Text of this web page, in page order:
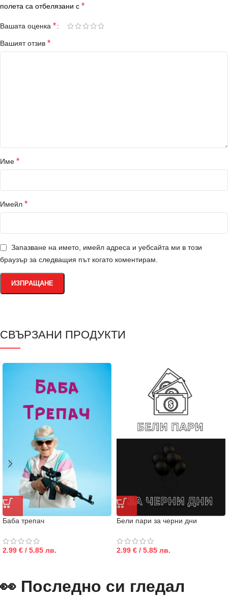
полета са отбелязани с *
Вашата оценка *
Вашият отзив *
Име *
Имейл *
Запазване на името, имейл адреса и уебсайта ми в този
браузър за следващия път когато коментирам.
СВЪРЗАНИ ПРОДУКТИ
Баба трепач
2.99 € / 5.85 лв.
Бели пари за черни дни
2.99 € / 5.85 лв.
👀 Последно си гледал